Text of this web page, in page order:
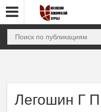
Легошин Г П